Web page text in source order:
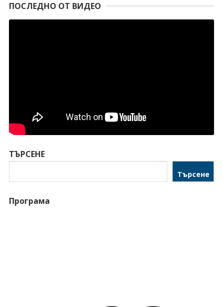
ПОСЛЕДНО ОТ ВИДЕО
ТЪРСЕНЕ
Търсене
Програма